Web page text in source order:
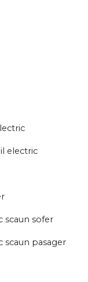
electric
scaun sofer
pasager